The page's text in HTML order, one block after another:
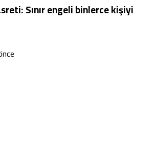
Sınır engeli binlerce kişiyi